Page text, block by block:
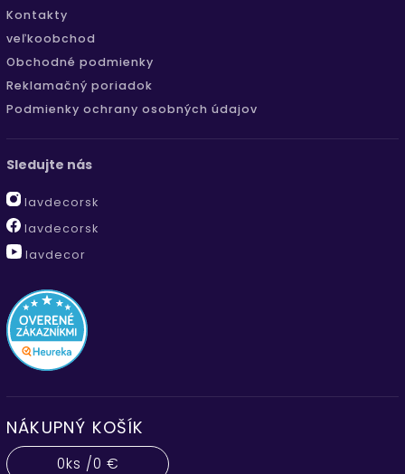
Kontakty
veľkoobchod
Obchodné podmienky
Reklamačný poriadok
Podmienky ochrany osobných údajov
Sledujte nás
lavdecorsk
lavdecorsk
lavdecor
NÁKUPNÝ KOŠÍK
0ks /0 €